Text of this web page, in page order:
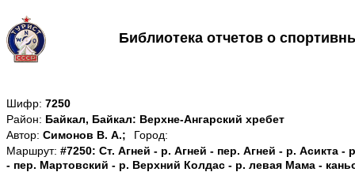
Библиотека отчетов о
Шифр: 7250
Район: Байкал, Байкал: Верхне-Ангарский хребет
Автор: Симонов В. А.;
Город:
Маршрут: #7250: Ст. Агней - р. Агней - пер. Агней - р. Асикта -
- пер. Мартовский - р. Верхний Колдас - р. левая Мама -